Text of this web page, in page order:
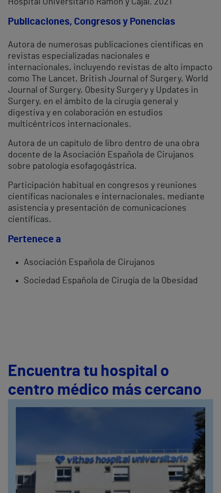
Hospital Universitario Ramón y Cajal. 2021
Publicaciones, Congresos y Ponencias
Autora de numerosas publicaciones científicas en
revistas especializadas nacionales e
internacionales, incluyendo revistas de alto impacto
como The Lancet, British Journal of Surgery, World
Journal of Surgery, Obesity Surgery y Updates in
Surgery, en el ámbito de la cirugía general y
digestiva y en colaboración en estudios
multicéntricos internacionales.
Autora de un capítulo de libro dentro de una obra
docente de la Asociación Española de Cirujanos
sobre patología esofagogástrica.
Participación habitual en congresos y reuniones
científicas nacionales e internacionales, mediante
asistencia y presentación de comunicaciones
científicas.
Pertenece a
Asociación Española de Cirujanos
Sociedad Española de Cirugía de la Obesidad
Encuentra tu hospital o
centro médico más cercano